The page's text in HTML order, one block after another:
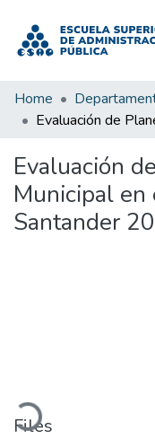
Home
Evaluación
Municipal
Santander
Files